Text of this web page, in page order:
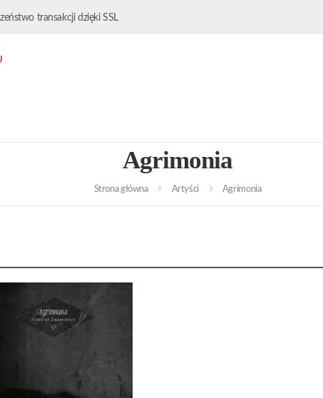
transakcji dzięki SSL
Agrimonia
Strona główna Artyści Agrimonia